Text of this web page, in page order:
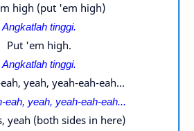
high (put 'em high)
Angkatlah tinggi.
Put 'em high.
Angkatlah tinggi.
yeah, yeah-eah-eah...
eah, yeah, yeah-eah-eah...
yeah (both sides in here)